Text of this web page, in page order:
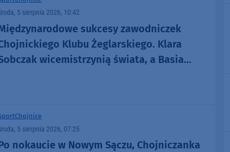
5 sierpnia 2026, 10:42
sukcesy zawodniczek
Klubu Żeglarskiego. Klara
wicemistrzynią świata, a Basia
Chojnice
5 sierpnia 2026, 07:25
nokaucie w Nowym Sączu, Chojniczanka